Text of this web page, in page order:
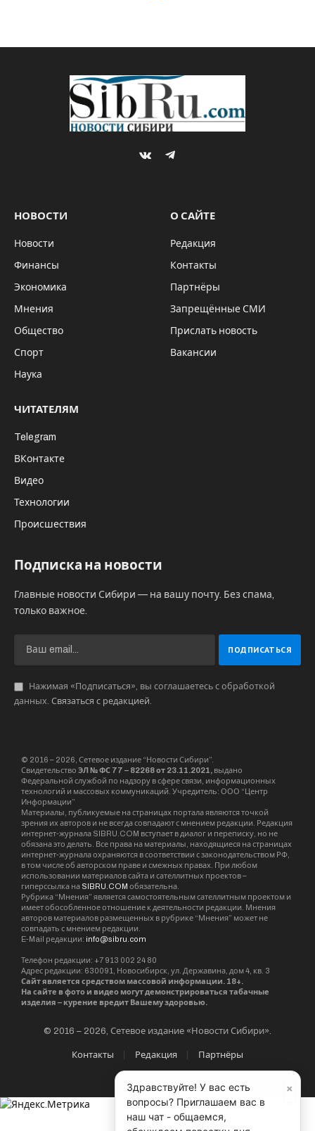
VKontakteTelegram
НОВОСТИ
Новости
Финансы
Экономика
Мнения
Общество
Спорт
Наука
О САЙТЕ
Редакция
Контакты
Партнёры
Запрещённые СМИ
Прислать новость
Вакансии
ЧИТАТЕЛЯМ
Telegram
ВКонтакте
Видео
Технологии
Происшествия
Подписка на новости
Главные новости Сибири — на вашу почту. Без спама,
только важное.
Нажимая «Подписаться», вы соглашаетесь с обработкой
данных. Связаться с редакцией
© 2016 – 2026, Сетевое издание “Новости Сибири”.
Свидетельство ЭЛ № ФС 77 – 82268 от 23.11.2021, выдано
Федеральной службой по надзору в сфере связи, информационных
технологий и массовых коммуникаций. Учредитель: ООО “Центр
Информации”
Материалы, публикуемые на страницах портала являются точкой
зрения их авторов и не всегда совпадают с мнением редакции. Редакция
интернет-журнала SIBRU.COM вступает в диалог и переписку, но не
обязана это делать. Все права на материалы, находящиеся на страницах
интернет-журнала охраняются в соответствии с законодательством РФ,
в том числе об авторском праве и смежных правах. При любом
использовании материалов сайта и сателлитных проектов –
гиперссылка на SIBRU.COM обязательна.
Рубрика “Мнения” является самостоятельным сателлитным проектом и
имеет обособленное отношение к деятельности редакции. Мнения
авторов материалов размещенных в рубрике “Мнения” может не
совпадать с мнением редакции.
E-Mail редакции: info@sibru.com
Телефон редакции: +7 913 002 24 80
Адрес редакции: 630091, Новосибирск, ул. Державина, дом 4, кв. 3
Сайт является средством массовой информации. 18+.
На сайте в фото и видео могут демонстрироваться табачные
изделия – курение вредит Вашему здоровью.
© 2016 – 2026, Сетевое издание «Новости Сибири».
Контакты Редакция Партнёры
×
Здравствуйте! У вас есть
вопросы? Приглашаем вас в
наш чат - общаемся,